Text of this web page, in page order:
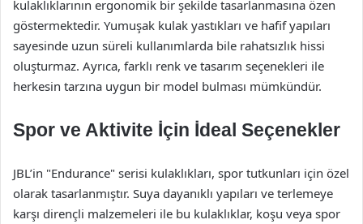
kulaklıklarının ergonomik bir şekilde tasarlanmasına özen
göstermektedir. Yumuşak kulak yastıkları ve hafif yapıları
sayesinde uzun süreli kullanımlarda bile rahatsızlık hissi
oluşturmaz. Ayrıca, farklı renk ve tasarım seçenekleri ile
herkesin tarzına uygun bir model bulması mümkündür.
Spor ve Aktivite İçin İdeal Seçenekler
JBL’in "Endurance" serisi kulaklıkları, spor tutkunları için özel
olarak tasarlanmıştır. Suya dayanıklı yapıları ve terlemeye
karşı dirençli malzemeleri ile bu kulaklıklar, koşu veya spor